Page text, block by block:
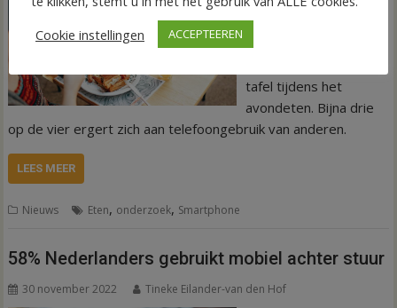
Nederlandse
tafel tijdens het
avondeten. Bijna drie
op de vier ergert zich aan telefoongebruik van anderen.
LEES MEER
Nieuws Eten, onderzoek, Smartphone
58% Nederlanders gebruikt mobiel achter stuur
30 november 2022 Tineke Eilander-van den Hof
Cookie instellingen
ACCEPTEEREN